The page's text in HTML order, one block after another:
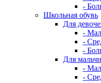
-
Школьная обувь
Для
-
-
-
Для
-
-